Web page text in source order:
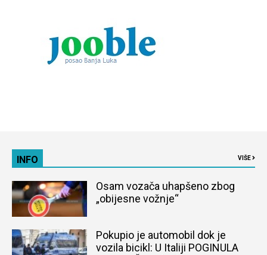
INFO VIŠE
Osam vozača uhapšeno zbog
„obijesne vožnje“
Pokupio je automobil dok je
vozila bicikl: U Italiji POGINULA